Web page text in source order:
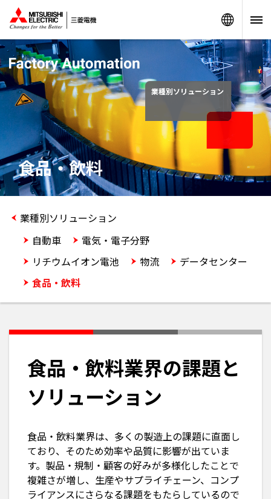
業種別ソリューション
食品・飲料
業種別ソリューション
自動車
電気・電子分野
リチウムイオン電池
物流
データセンター
食品・飲料
食品・飲料業界の課題と
ソリューション
食品・飲料業界は、多くの製造上の課題に直面し
ており、そのため効率や品質に影響が出ていま
す。製品・規制・顧客の好みが多様化したことで
複雑さが増し、生産やサプライチェーン、コンプ
ライアンスにさらなる課題をもたらしているので